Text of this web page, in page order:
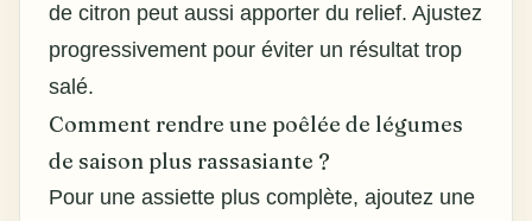
de citron peut aussi apporter du relief. Ajustez
progressivement pour éviter un résultat trop
salé.
Comment rendre une poêlée de légumes
de saison plus rassasiante ?
Pour une assiette plus complète, ajoutez une